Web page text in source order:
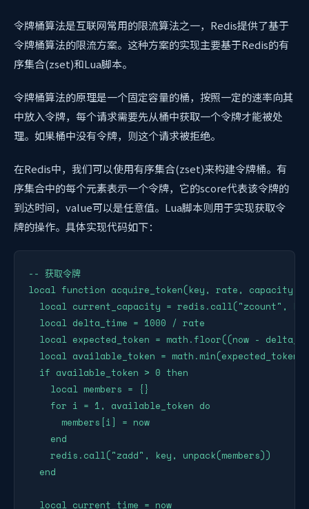
令牌桶算法是互联网常用的限流算法之一，Redis提供了基于
令牌桶算法的限流方案。这种方案的实现主要基于Redis的有
序集合(zset)和Lua脚本。
令牌桶算法的原理是一个固定容量的桶，按照一定的速率向其
中放入令牌，每个请求需要先从桶中获取一个令牌才能被处
理。如果桶中没有令牌，则这个请求被拒绝。
在Redis中，我们可以使用有序集合(zset)来构建令牌桶。有
序集合中的每个元素表示一个令牌，它的score代表该令牌的
到达时间，value可以是任意值。Lua脚本则用于实现获取令
牌的操作。具体实现代码如下：
-- 获取令牌
local function acquire_token(key, rate, capacity,
local current_capacity = redis.call("zcount",
  local delta_time = 1000 / rate
local expected_token = math.floor((now -
local available_token = math.min(expected_token
  if available_token > 0 then
    local members = {}
    for i = 1, available_token do
      members[i] = now
    end
    redis.call("zadd", key, unpack(members))
  end
  local current_time = now